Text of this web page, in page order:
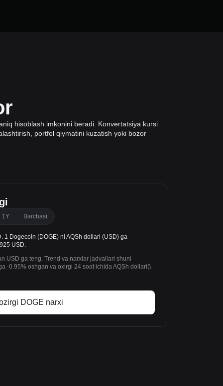
hisoblash imkonini beradi. Konvertatsiya kursi
portfel qiymatini kuzatish yoki bozor
1Y Barchasi
1 Dogecoin (DOGE) ni AQSh dollari (USD) ga
USD.
USD ga teng. Trend va narxlar jadvallari shuni
-0.95% oshgan va oxirgi 24 soat ichida AQSh dollari(\
DOGE narxi